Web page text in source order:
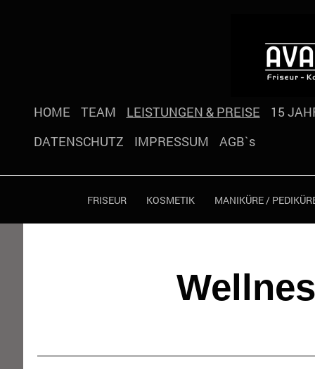
HOME TEAM LEISTUNGEN & PREISE
15
DATENSCHUTZ
IMPRESSUM AGB`s
FRISEUR KOSMETIK MANIKÜRE /